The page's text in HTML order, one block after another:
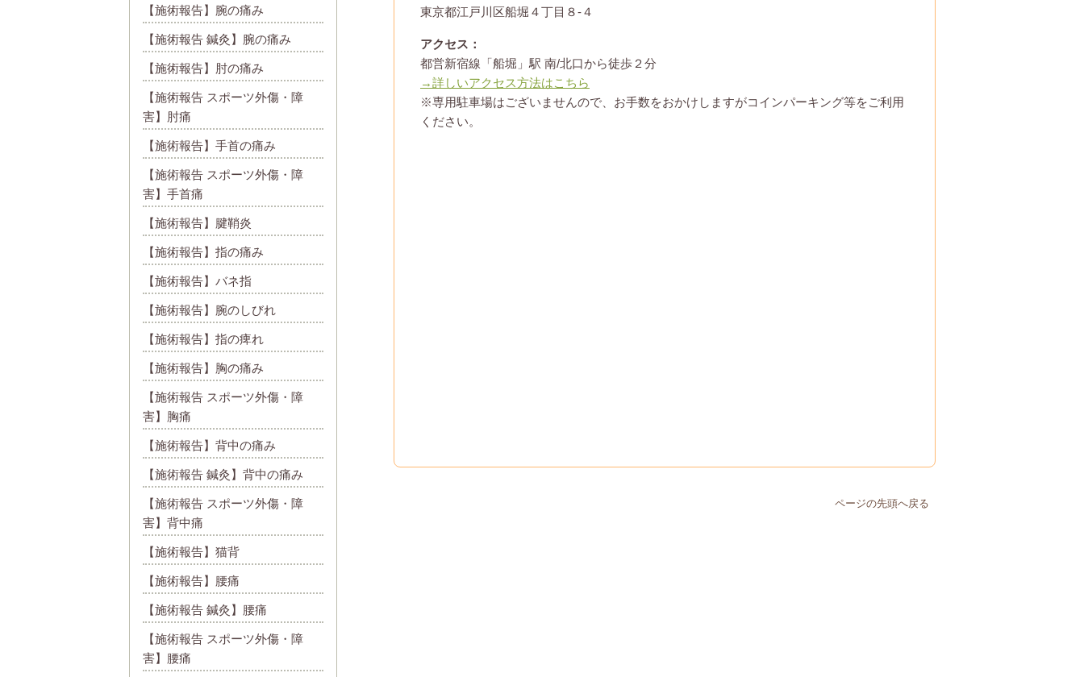
東京都江戸川区船堀４丁目８-４
アクセス：
都営新宿線「船堀」駅 南/北口から徒歩２分
→詳しいアクセス方法はこちら
※専用駐車場はございませんので、お手数をおかけしますがコインパーキング等をご利用
ください。
ページの先頭へ戻る
【施術報告】腕の痛み
【施術報告 鍼灸】腕の痛み
【施術報告】肘の痛み
【施術報告 スポーツ外傷・障
害】肘痛
【施術報告】手首の痛み
【施術報告 スポーツ外傷・障
害】手首痛
【施術報告】腱鞘炎
【施術報告】指の痛み
【施術報告】バネ指
【施術報告】腕のしびれ
【施術報告】指の痺れ
【施術報告】胸の痛み
【施術報告 スポーツ外傷・障
害】胸痛
【施術報告】背中の痛み
【施術報告 鍼灸】背中の痛み
【施術報告 スポーツ外傷・障
害】背中痛
【施術報告】猫背
【施術報告】腰痛
【施術報告 鍼灸】腰痛
【施術報告 スポーツ外傷・障
害】腰痛